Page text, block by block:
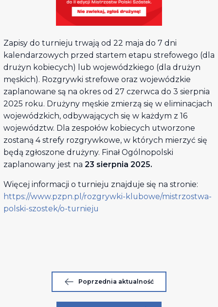
Zapisy do turnieju trwają od 22 maja do 7 dni
kalendarzowych przed startem etapu strefowego (dla
drużyn kobiecych) lub wojewódzkiego (dla drużyn
męskich). Rozgrywki strefowe oraz wojewódzkie
zaplanowane są na okres od 27 czerwca do 3 sierpnia
2025 roku. Drużyny męskie zmierzą się w eliminacjach
wojewódzkich, odbywających się w każdym z 16
województw. Dla zespołów kobiecych utworzone
zostaną 4 strefy rozgrywkowe, w których mierzyć się
będą zgłoszone drużyny. Finał Ogólnopolski
zaplanowany jest na 23 sierpnia 2025.
Więcej informacji o turnieju znajduje się na stronie:
https://www.pzpn.pl/rozgrywki-klubowe/mistrzostwa-
polski-szostek/o-turnieju
Poprzednia aktualność